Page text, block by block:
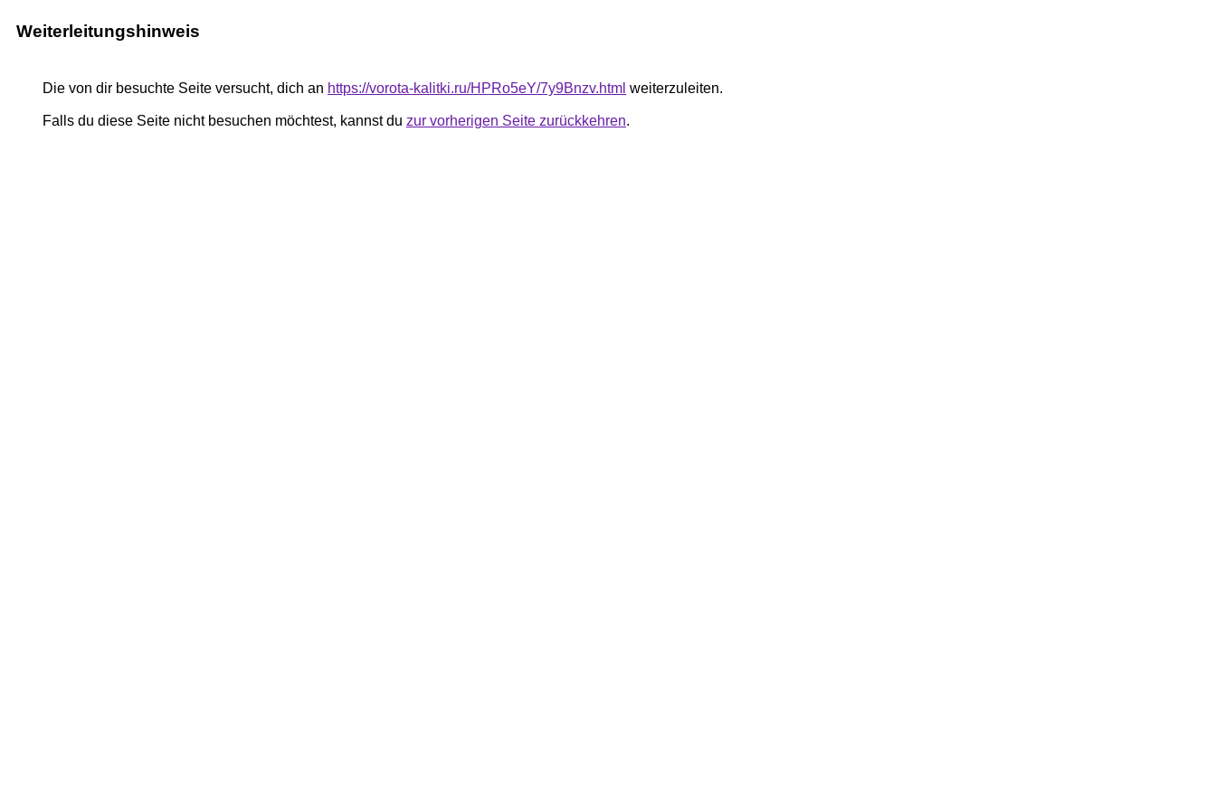
Weiterleitungshinweis
Die von dir besuchte Seite versucht, dich an https://vorota-kalitki.ru/HPRo5eY/7y9Bnzv.html weiterzuleiten.
Falls du diese Seite nicht besuchen möchtest, kannst du zur vorherigen Seite zurückkehren.